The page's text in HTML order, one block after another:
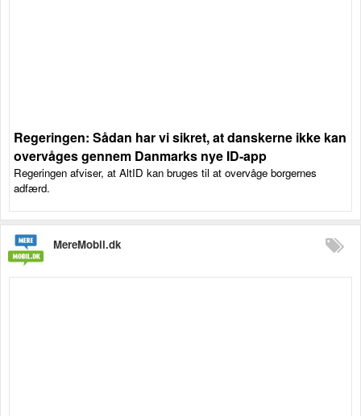
Regeringen: Sådan har vi sikret, at danskerne ikke kan
overvåges gennem Danmarks nye ID-app
Regeringen afviser, at AltID kan bruges til at overvåge borgernes
adfærd.
MereMobil.dk